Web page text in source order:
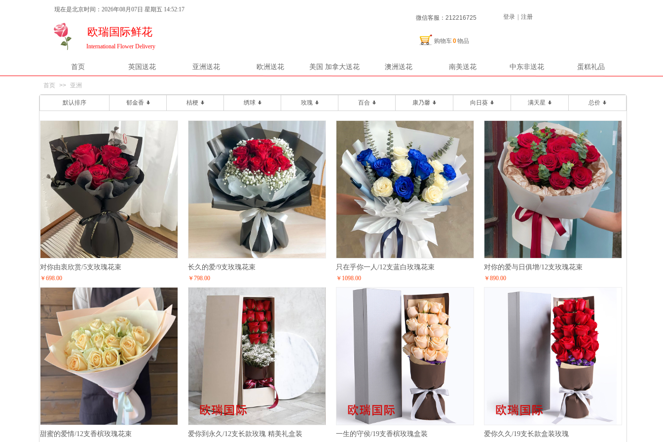
登录 注册
购物车0物品
现在是北京时间：2026年08月07日 星期五 14:52:17
International Flower Delivery
欧瑞国际鲜花
首页 英国送花 亚洲送花 欧洲送花 美国 加拿大送花 澳洲送花 南美送花 中东非送花 蛋糕礼品
微信客服：212216725
首页 >> 亚洲
默认排序 郁金香 桔梗 绣球 玫瑰 百合 康乃馨 向日葵 满天星 总价
对你由衷欣赏/5支玫瑰花束
￥698.00
长久的爱/9支玫瑰花束
￥798.00
只在乎你一人/12支蓝白玫瑰花束
￥1098.00
对你的爱与日俱增/12支玫瑰花束
￥890.00
甜蜜的爱情/12支香槟玫瑰花束 爱你到永久/12支长款玫瑰 精美礼盒装 一生的守侯/19支香槟玫瑰盒装 爱你久久/19支长款盒装玫瑰